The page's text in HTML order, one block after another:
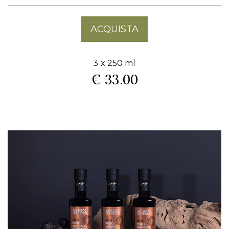
ACQUISTA
3 x 250 ml
€ 33.00